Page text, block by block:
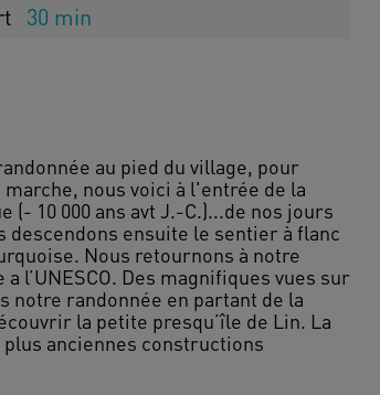
30 min
au pied du village, pour
nous voici à l'entrée de la
10 000 ans avt J.-C.)...de nos jours
ensuite le sentier à flanc
Nous retournons à notre
l’UNESCO. Des magnifiques vues sur
notre randonnée en partant de la
la petite presqu’île de Lin. La
anciennes constructions